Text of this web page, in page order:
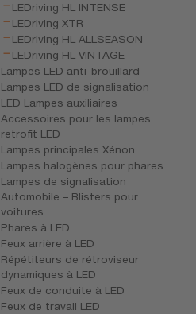
LEDriving HL INTENSE
LEDriving XTR
LEDriving HL ALLSEASON
LEDriving HL VINTAGE
Lampes LED anti-brouillard
Lampes LED de signalisation
LED Lampes auxiliaires
Accessoires pour les lampes
retrofit LED
Lampes principales Xénon
Lampes halogènes pour phares
Lampes de signalisation
Automobile – Blisters pour
voitures
Phares à LED
Feux arrière à LED
Répétiteurs de rétroviseur
dynamiques à LED
Feux de conduite à LED
Feux de travail LED